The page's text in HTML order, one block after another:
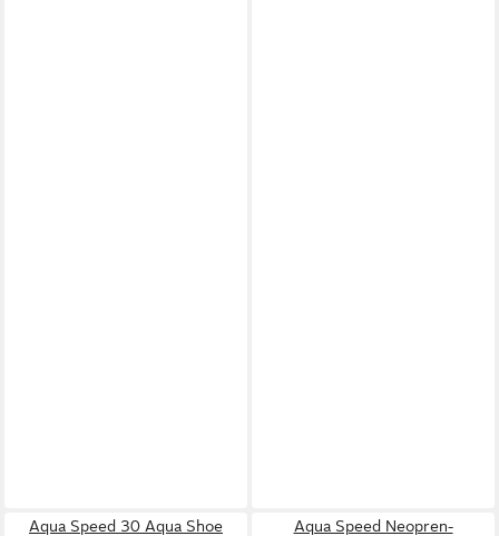
Aqua Speed 30 Aqua Shoe
Aqua Speed Neopren-